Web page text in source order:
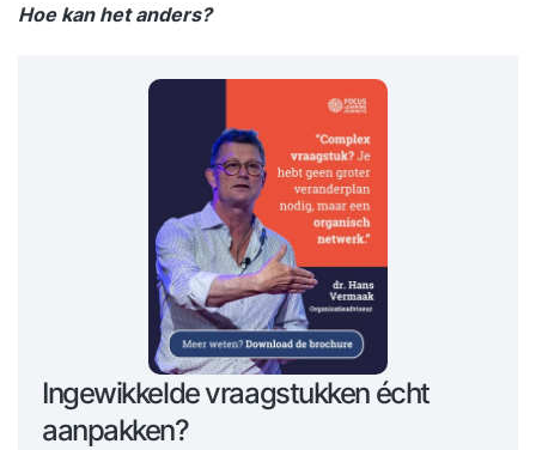
Hoe kan het anders?
Ingewikkelde vraagstukken écht
aanpakken?